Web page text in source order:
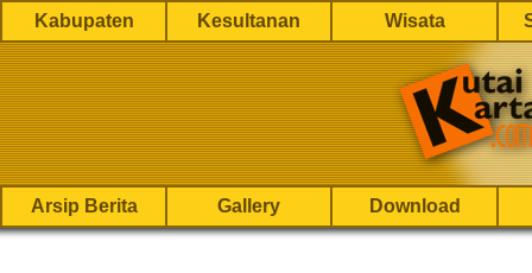
Kabupaten Kesultanan Wisata
Arsip Berita Gallery Download